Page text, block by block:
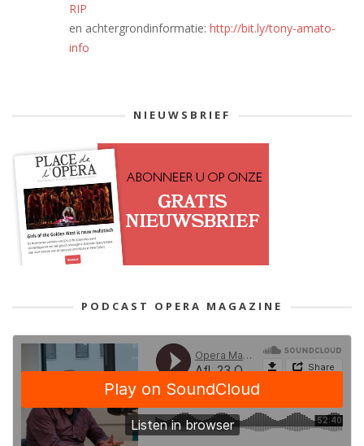
RIP
en achtergrondinformatie: http://bit.ly/tony-amato-
info
NIEUWSBRIEF
PODCAST OPERA MAGAZINE